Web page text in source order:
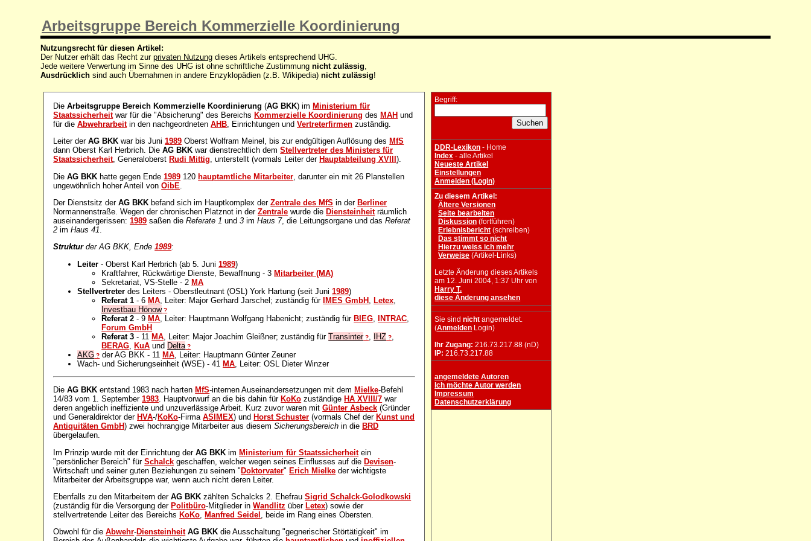
Arbeitsgruppe Bereich Kommerzielle Koordinierung
Nutzungsrecht für diesen Artikel:
Der Nutzer erhält das Recht zurprivaten Nutzung dieses Artikels entsprechend UHG.
Jede weitere Verwertung im Sinne des UHG ist ohne schriftliche Zustimmungnicht zulässig
Ausdrücklich sind auch Übernahmen in andere Enzyklopädien (z.B. Wikipedia)nicht zulässig!
DieArbeitsgruppe Bereich Kommerzielle Koordinierung (AG BKK) im Ministerium für
Staatssicherheitwar für die "Absicherung" des Bereichs Kommerzielle Koordinierung des MAH und
für dieAbwehrarbeitin den nachgeordnetenAHB , Einrichtungen undVertreterfirmen zuständig.
Leiter derAG BKK war bis Juni1989 Oberst Wolfram Meinel, bis zur endgültigen Auflösung des MfS
dann Oberst Karl Herbrich. DieAG BKK war dienstrechtlich demStellvertreter des Ministers für
Staatssicherheit, Generaloberst Rudi Mittig, unterstellt (vormals Leiter der Hauptabteilung XVIII).
DieAG BKK hatte gegen Ende1989 120hauptamtliche Mitarbeiter , darunter ein mit 26 Planstellen
ungewöhnlich hoher Anteil vonOibE
Der Dienstsitz derAG BKK befand sich im Hauptkomplex derZentrale des MfS in der Berliner
Normannenstraße. Wegen der chronischen Platznot in derZentrale wurde die Diensteinheiträumlich
auseinandergerissen:1989 saßen dieReferate 1 und3 imHaus 7, die Leitungsorgane und dasReferat
2 imHaus 41
Struktur der AG BKK, Ende1989:
Leiter - Oberst Karl Herbrich (ab 5. Juni1989)
Kraftfahrer, Rückwärtige Dienste, Bewaffnung - 3Mitarbeiter (MA)
Sekretariat, VS-Stelle - 2MA
Stellvertreter des Leiters - Oberstleutnant (OSL) York Hartung (seit Juni1989)
Referat 1 - 6MA , Leiter: Major Gerhard Jarschel; zuständig fürIMES GmbH ,Letex
Investbau Hönow?
Referat 2 - 9MA , Leiter: Hauptmann Wolfgang Habenicht; zuständig fürBIEG ,INTRAC
Forum GmbH
Referat 3 - 11MA , Leiter: Major Joachim Gleißner; zuständig fürTransinter? IHZ ?
BERAG ,KuA und Delta ?
AKG ? der AG BKK - 11MA , Leiter: Hauptmann Günter Zeuner
Wach- und Sicherungseinheit (WSE) - 41MA , Leiter: OSL Dieter Winzer
DieAG BKK entstand 1983 nach harten MfS-internen Auseinandersetzungen mit dem Mielke-Befehl
14/83 vom 1. September1983. Hauptvorwurf an die bis dahin für KoKo zuständige HA XVIII/7 war
deren angeblich ineffiziente und unzuverlässige Arbeit. Kurz zuvor waren mitGünter Asbeck (Gründer
und Generaldirektor der HVA-/KoKo-FirmaASIMEX) und Horst Schuster (vormals Chef der Kunst und
Antiquitäten GmbH) zwei hochrangige Mitarbeiter aus diesemSicherungsbereich in die BRD
übergelaufen.
Im Prinzip wurde mit der Einrichtung derAG BKK imMinisterium für Staatssicherheitein
"persönlicher Bereich" fürSchalck geschaffen, welcher wegen seines Einflusses auf dieDevisen-
Wirtschaft und seiner guten Beziehungen zu seinem "Doktorvater"Erich Mielke der wichtigste
Mitarbeiter der Arbeitsgruppe war, wenn auch nicht deren Leiter.
Ebenfalls zu den Mitarbeitern derAG BKK zählten Schalcks 2. EhefrauSigrid Schalck-Golodkowski
(zuständig für die Versorgung der Politbüro-Mitglieder inWandlitz über Letex) sowie der
stellvertretende Leiter des Bereichs KoKo Manfred Seidel
, beide im Rang eines Obersten.
Obwohl für dieAbwehr-Diensteinheit AG BKK die Ausschaltung "gegnerischer Störtätigkeit" im
Begriff:
DDR-Lexikon - Home
Index - alle Artikel
Neueste Artikel
Einstellungen
Anmelden (Login)
Zu diesem Artikel:
Ältere Versionen
Seite bearbeiten
Diskussion (fortführen)
Erlebnisbericht (schreiben)
Das stimmt so nicht
Hierzu weiss ich mehr
Verweise (Artikel-Links)
Letzte Änderung dieses Artikels
am 12. Juni 2004, 1:37 Uhr von
Harry T.
diese Änderung ansehen
Sie sindnicht angemeldet.
(Anmelden Login)
Ihr Zugang: 216.73.217.88 (nD)
IP: 216.73.217.88
angemeldete Autoren
Ich möchte Autor werden
Impressum
Datenschutzerklärung